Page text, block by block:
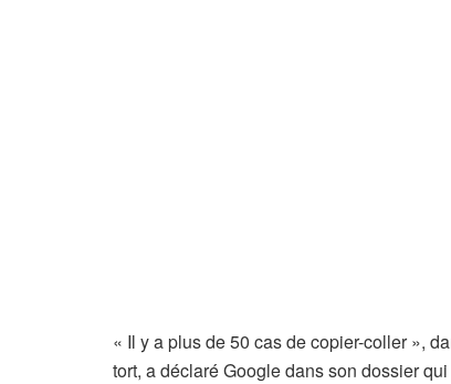
« Il y a plus de 50 cas de copier-coller »,
tort, a déclaré Google dans son dossier